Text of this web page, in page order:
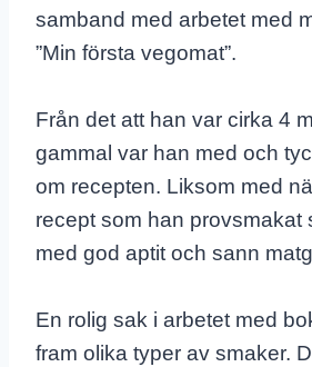
samband med arbetet med
”Min första vegomat”.
Från det att han var cirka 4
gammal var han med och
om recepten. Liksom med
recept som han provsmakat
med god aptit och sann
En rolig sak i arbetet med
fram olika typer av smaker.